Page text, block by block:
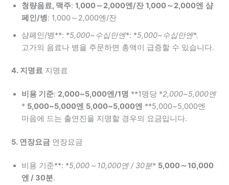
청량음료, 맥주:1,000～2,000엔/잔 1,000～2,000엔 샴
페인/병: 1,000～2,000엔/잔
샴페인/병**: *5,000~수십만엔*: *5,000~수십만엔*.
고가의 음료나 병을 주문하면 총액이 급증할 수 있습니다.
4. 지명료 지명료
비용 기준: 2,000~5,000엔/1명 **1명당 *2,000~5,000엔
* 5,000~5,000엔 5,000~5,000엔 **5,000~5,000엔
마음에 드는 출연진을 지명할 경우의 요금입니다.
5. 연장요금 연장요금
비용 기준**: *5,000～10,000엔 / 30분* 5,000～10,000
엔 / 30분.